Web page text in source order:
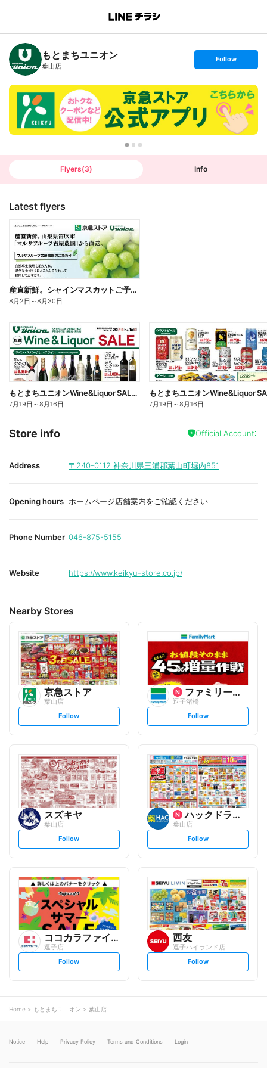
B
n
c
h
T
もとまちユニオン
葉山店
s
t
o
l
l
o
w
Follow
Flyers(3) Info
Latest flyers
産直新鮮。シャインマスカットご予約承り中
8月2日 ～8月30日
もとまちユニオンWine&Liquor SALE:オモテ
7月19日 ～8月16日 7月19日 ～8月16日
Store info Official Account
Address 〒240-0112 神奈川県三浦郡葉山町堀内851
Opening hours ホームページ店舗案内をご確認ください
Phone Number 046-875-5155
Website https://www.keikyu-store.co.jp/
Nearby Stores
京急ストア
葉山店
s
t
l
o
w
Follow
ファミリーマート
逗子渚橋
s
t
l
o
w
Follow
スズキヤ
葉山店
s
t
l
o
w
Follow
ハックドラッグ
葉山店
s
t
l
o
w
Follow
ココカラファイン
逗子店
s
t
o
w
Follow
西友
逗子ハイランド店
s
t
Follow
Home もとまちユニオン 葉山店
Notice Help Privacy Policy Terms and Conditions Login